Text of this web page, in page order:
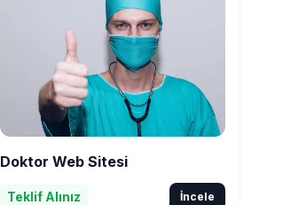
Doktor Web Sitesi
Teklif Alınız İncele